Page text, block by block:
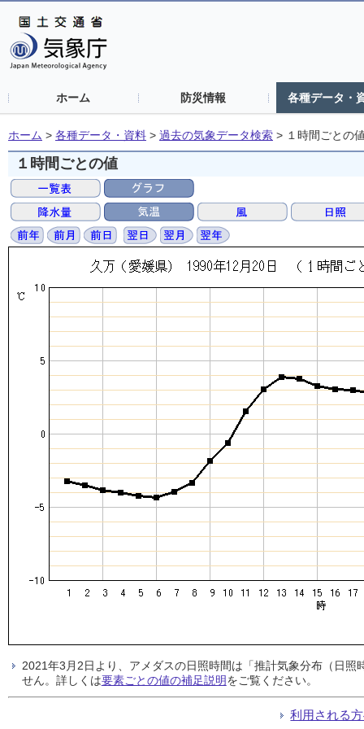
ホーム 防災情報 各種データ・
ホーム > 各種データ・資料 > 過去の気象データ検索 > １時間ごとの
１時間ごとの値
2021年3月2日より、アメダスの日照時間は「推計気象分布（日
せん。詳しくは要素ごとの値の補足説明をご覧ください。
利用される